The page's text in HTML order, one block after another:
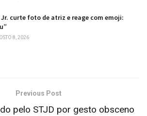
curte foto de atriz e reage com emoji:
8, 2026
Previous Post
pelo STJD por gesto obsceno